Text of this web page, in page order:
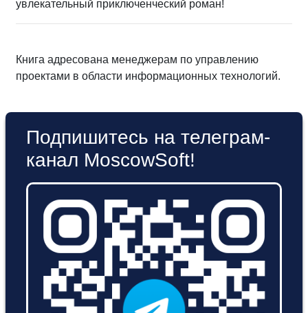
увлекательный приключенческий роман!
Книга адресована менеджерам по управлению
проектами в области информационных технологий.
Подпишитесь на телеграм-
канал MoscowSoft!